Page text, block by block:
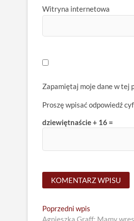
Witryna internetowa
Zapamiętaj moje dane w tej
Proszę wpisać odpowiedź
dziewiętnaście + 16 =
Nawigacja
Poprzedni wpis
post:
Agnieszka Graff: Mamy